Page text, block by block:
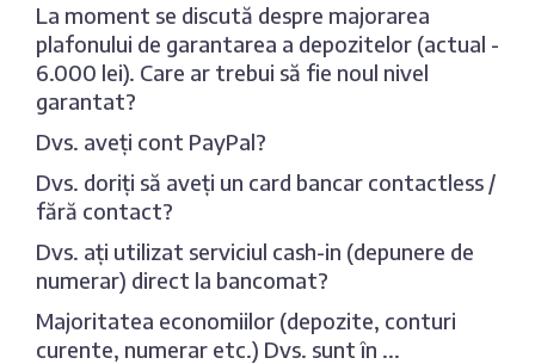
La moment se discută despre majorarea
plafonului de garantarea a depozitelor (actual -
6.000 lei). Care ar trebui să fie noul nivel
garantat?
Dvs. aveți cont PayPal?
Dvs. doriți să aveți un card bancar contactless /
fără contact?
Dvs. ați utilizat serviciul cash-in (depunere de
numerar) direct la bancomat?
Majoritatea economiilor (depozite, conturi
curente, numerar etc.) Dvs. sunt în ...